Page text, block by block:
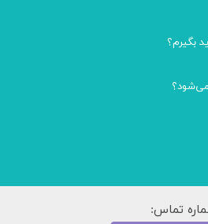
بگیرم؟
تماس: